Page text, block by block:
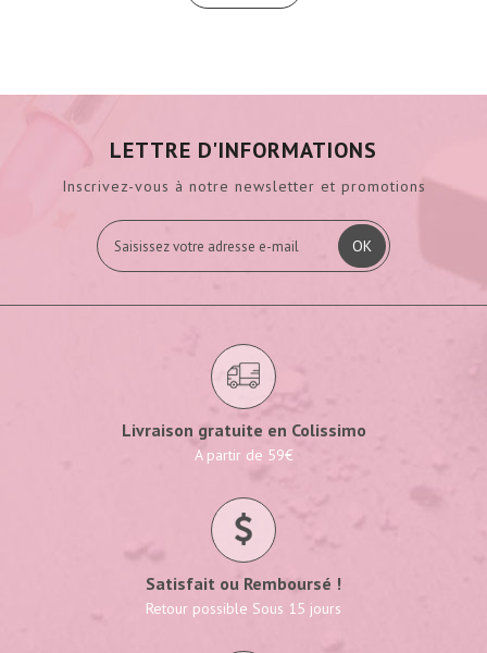
LETTRE D'INFORMATIONS
Inscrivez-vous à notre newsletter et promotions
OK
Livraison gratuite en Colissimo
A partir de 59€
Satisfait ou Remboursé !
Retour possible Sous 15 jours